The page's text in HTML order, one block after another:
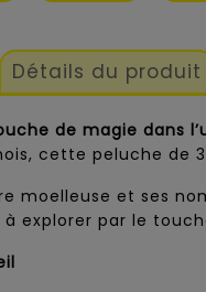
Détails du produit
de magie dans
cette peluche de
moelleuse et ses
à explorer par le